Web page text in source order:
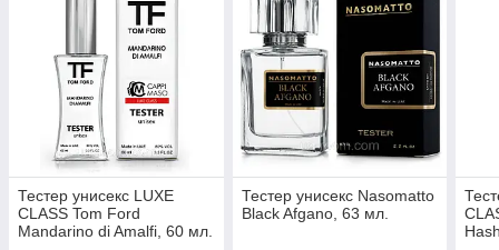
Тестер унисекс LUXE
CLASS Tom Ford
Mandarino di Amalfi, 60 мл.
Тестер унисекс Nasomatto
Black Afgano, 63 мл.